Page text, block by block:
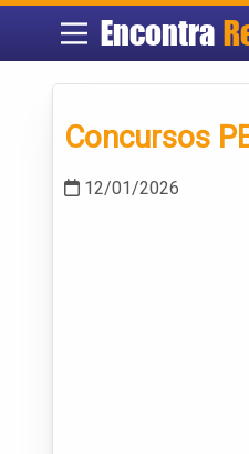
Encontra
Concursos
12/01/2026